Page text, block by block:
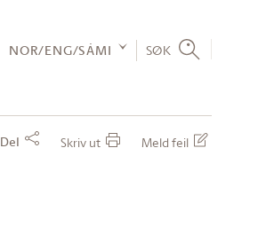
NOR/ENG/SÁMI SØK
Del Skriv ut Meld feil